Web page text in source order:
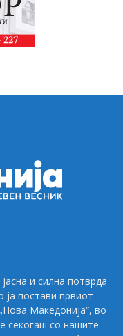
и силна потврда
ја постави првиот
Македонија“, во
секогаш со нашите